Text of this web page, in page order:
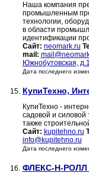
Наша компания
промышленным
технологии,
в области
идентификации
Сайт: neomark.ru
mail:
Южнобутовская,
Дата последнего
15. КупиТехно,
КупиТехно -
садовой и силовой
также
Сайт: kupitehno.ru
info@kupitehno.ru
Дата последнего
16. ФЛЕКС-Н-РОЛЛ